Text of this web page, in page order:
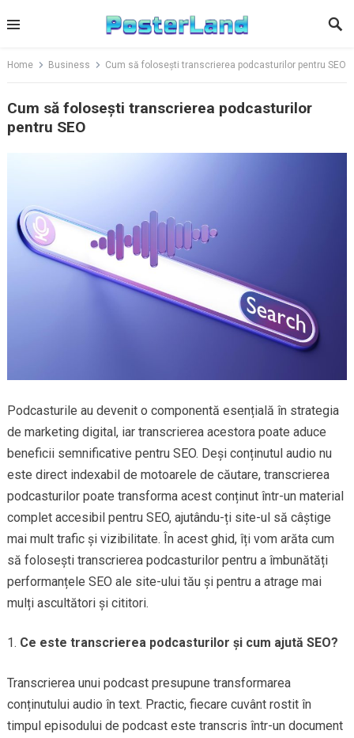
to
Home Business Cum să folosești transcrierea podcasturilor pentru SEO
Cum să folosești transcrierea podcasturilor
pentru SEO
Podcasturile au devenit o componentă esențială în strategia
de marketing digital, iar transcrierea acestora poate aduce
beneficii semnificative pentru SEO. Deși conținutul audio nu
este direct indexabil de motoarele de căutare, transcrierea
podcasturilor poate transforma acest conținut într-un material
complet accesibil pentru SEO, ajutându-ți site-ul să câștige
mai mult trafic și vizibilitate. În acest ghid, îți vom arăta cum
să folosești transcrierea podcasturilor pentru a îmbunătăți
performanțele SEO ale site-ului tău și pentru a atrage mai
mulți ascultători și cititori.
Ce este transcrierea podcasturilor și cum ajută SEO?
Transcrierea unui podcast presupune transformarea
conținutului audio în text. Practic, fiecare cuvânt rostit în
timpul episodului de podcast este transcris într-un document